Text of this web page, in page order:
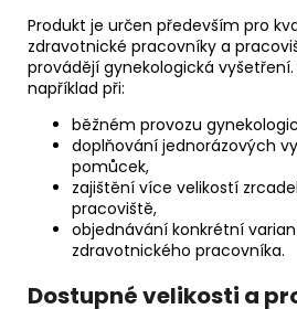
Produkt je určen především pro
zdravotnické pracovníky a
provádějí gynekologická
například při:
běžném provozu
doplňování jednorázových
pomůcek,
zajištění více velikostí
pracoviště,
objednávání konkrétní
zdravotnického pracovníka.
Dostupné velikosti a